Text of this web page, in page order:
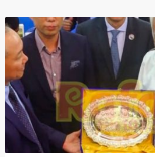
EQUIPA
TOP 15
PODCASTS
PROGRAMAS
VIDEOS
EVENTOS